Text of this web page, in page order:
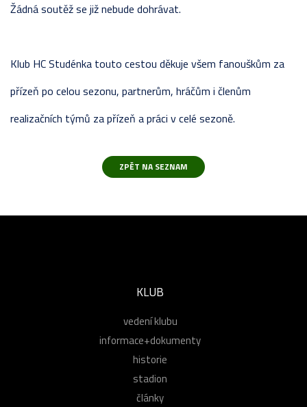
Žádná soutěž se již nebude dohrávat.
Klub HC Studénka touto cestou děkuje všem fanouškům za
přízeň po celou sezonu, partnerům, hráčům i členům
realizačních týmů za přízeň a práci v celé sezoně.
KLUB
vedení klubu
informace+dokumenty
historie
stadion
články